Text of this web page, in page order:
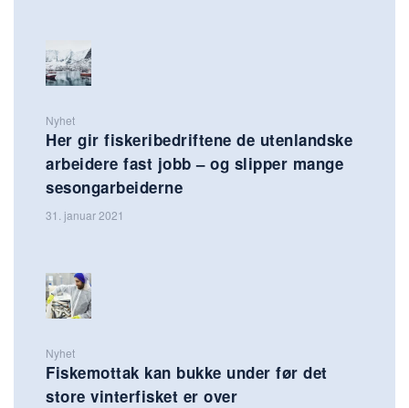
Nyhet
Her gir fiskeribedriftene de utenlandske
arbeidere fast jobb – og slipper mange
sesongarbeiderne
31. januar 2021
Nyhet
Fiskemottak kan bukke under før det
store vinterfisket er over